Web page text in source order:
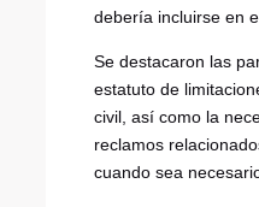
debería incluirse en
Se destacaron las
estatuto de
civil, así como la
reclamos
cuando sea